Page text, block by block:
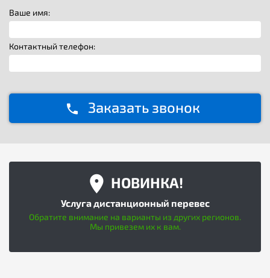
Ваше имя:
Контактный телефон:
Заказать звонок
НОВИНКА!
Услуга дистанционный перевес
Обратите внимание на варианты из других регионов.
Мы привезем их к вам.